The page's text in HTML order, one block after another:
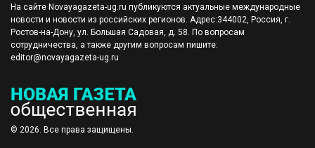
На сайте Novayagazeta-ug.ru публикуются актуальные международные
новости и новости из российских регионов. Адрес:344002, Россия, г.
Ростов-на-Дону, ул. Большая Садовая, д. 58. По вопросам
сотрудничества, а также другим вопросам пишите:
editor@novayagazeta-ug.ru
© 2026. Все права защищены.